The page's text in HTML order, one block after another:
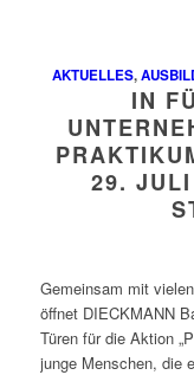
AKTUELLES,
IN
29.
Gemeinsam mit
öffnet DIECKMANN
Türen für die Aktion
junge Menschen, die